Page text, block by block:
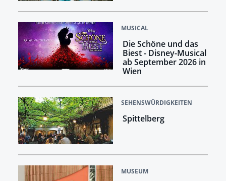
MUSICAL
Die Schöne und das
Biest - Disney-Musical
ab September 2026 in
Wien
SEHENSWÜRDIGKEITEN
Spittelberg
MUSEUM